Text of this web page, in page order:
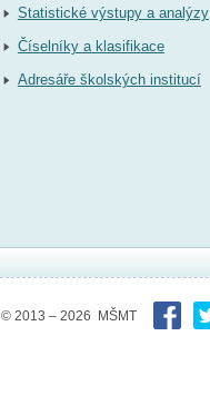
Statistické výstupy a analýzy
Číselníky a klasifikace
Adresáře školských institucí
© 2013 – 2026 MŠMT